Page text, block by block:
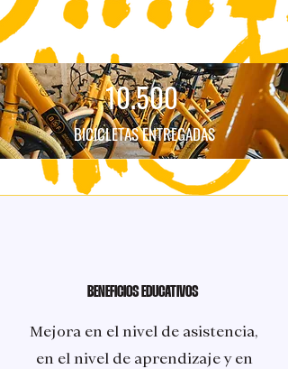
10.500
BICICLETAS ENTREGADAS
BENEFICIOS EDUCATIVOS
Mejora en el nivel de asistencia,
en el nivel de aprendizaje y en